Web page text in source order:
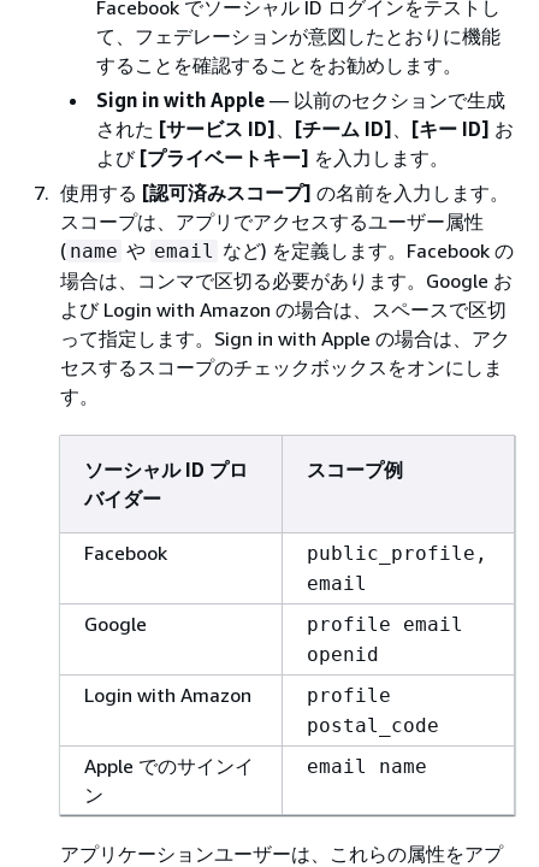
Facebook でソーシャル ID ログインをテストし
て、フェデレーションが意図したとおりに機能
することを確認することをお勧めします。
Sign in with Apple — 以前のセクションで生成
された [サービス ID] 、 [チーム ID] 、 [キー ID] お
よび [プライベートキー] を入力します。
使用する [認可済みスコープ] の名前を入力します。
スコープは、アプリでアクセスするユーザー属性
( name や email など) を定義します。Facebook の
場合は、コンマで区切る必要があります。Google お
よび Login with Amazon の場合は、スペースで区切
って指定します。Sign in with Apple の場合は、アク
セスするスコープのチェックボックスをオンにしま
す。
ソーシャル ID プロ
バイダー
スコープ例
Facebook
public_profile,
email
Google
profile email
openid
Login with Amazon
profile
postal_code
Apple でのサインイ
ン
email name
アプリケーションユーザーは、これらの属性をアプ